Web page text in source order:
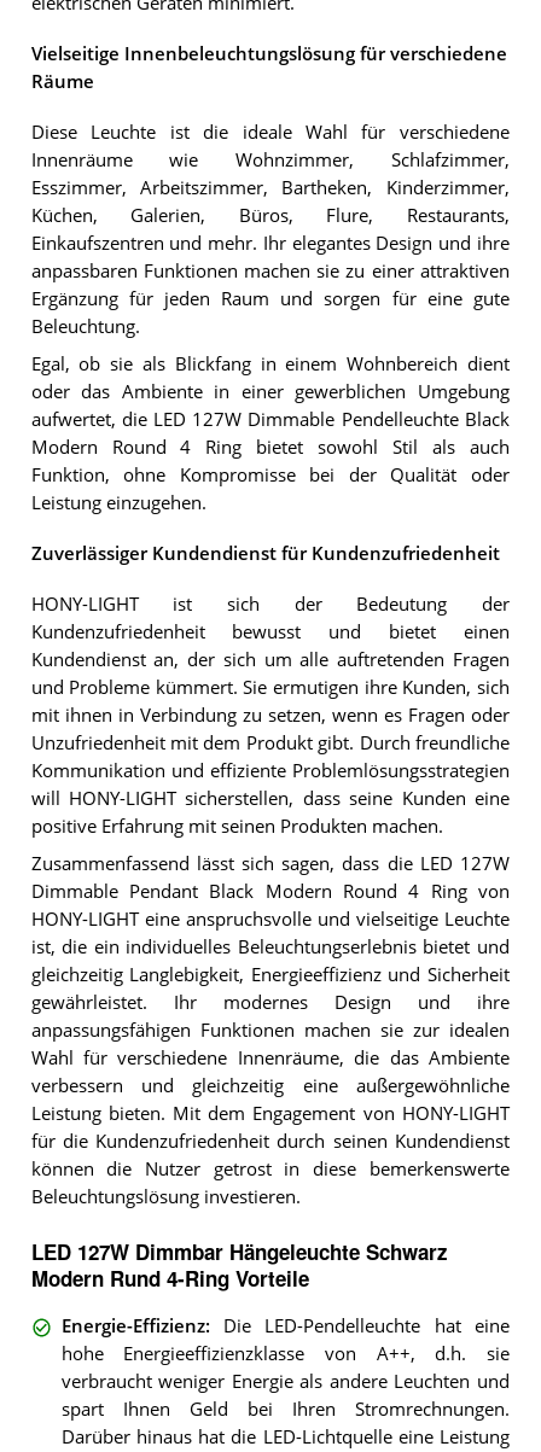
Vielseitige Innenbeleuchtungslösung für verschiedene
Räume
Diese Leuchte ist die ideale Wahl für verschiedene
Innenräume wie Wohnzimmer, Schlafzimmer,
Esszimmer, Arbeitszimmer, Bartheken, Kinderzimmer,
Küchen, Galerien, Büros, Flure, Restaurants,
Einkaufszentren und mehr. Ihr elegantes Design und ihre
anpassbaren Funktionen machen sie zu einer attraktiven
Ergänzung für jeden Raum und sorgen für eine gute
Beleuchtung.
Egal, ob sie als Blickfang in einem Wohnbereich dient
oder das Ambiente in einer gewerblichen Umgebung
aufwertet, die LED 127W Dimmable Pendelleuchte Black
Modern Round 4 Ring bietet sowohl Stil als auch
Funktion, ohne Kompromisse bei der Qualität oder
Leistung einzugehen.
Zuverlässiger Kundendienst für Kundenzufriedenheit
HONY-LIGHT ist sich der Bedeutung der
Kundenzufriedenheit bewusst und bietet einen
Kundendienst an, der sich um alle auftretenden Fragen
und Probleme kümmert. Sie ermutigen ihre Kunden, sich
mit ihnen in Verbindung zu setzen, wenn es Fragen oder
Unzufriedenheit mit dem Produkt gibt. Durch freundliche
Kommunikation und effiziente Problemlösungsstrategien
will HONY-LIGHT sicherstellen, dass seine Kunden eine
positive Erfahrung mit seinen Produkten machen.
Zusammenfassend lässt sich sagen, dass die LED 127W
Dimmable Pendant Black Modern Round 4 Ring von
HONY-LIGHT eine anspruchsvolle und vielseitige Leuchte
ist, die ein individuelles Beleuchtungserlebnis bietet und
gleichzeitig Langlebigkeit, Energieeffizienz und Sicherheit
gewährleistet. Ihr modernes Design und ihre
anpassungsfähigen Funktionen machen sie zur idealen
Wahl für verschiedene Innenräume, die das Ambiente
verbessern und gleichzeitig eine außergewöhnliche
Leistung bieten. Mit dem Engagement von HONY-LIGHT
für die Kundenzufriedenheit durch seinen Kundendienst
können die Nutzer getrost in diese bemerkenswerte
Beleuchtungslösung investieren.
LED 127W Dimmbar Hängeleuchte Schwarz
Modern Rund 4-Ring Vorteile
Energie-Effizienz: Die LED-Pendelleuchte hat eine
hohe Energieeffizienzklasse von A++, d.h. sie
verbraucht weniger Energie als andere Leuchten und
spart Ihnen Geld bei Ihren Stromrechnungen.
Darüber hinaus hat die LED-Lichtquelle eine Leistung